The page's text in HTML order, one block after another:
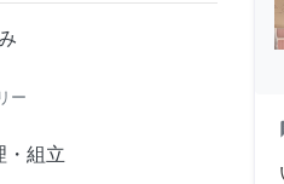
ー
・組立